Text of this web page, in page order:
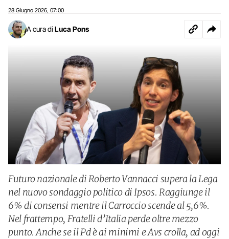
28 Giugno 2026 07:00
A cura di Luca Pons
Futuro nazionale di Roberto Vannacci supera la Lega
nel nuovo sondaggio politico di Ipsos. Raggiunge il
6% di consensi mentre il Carroccio scende al 5,6%.
Nel frattempo, Fratelli d’Italia perde oltre mezzo
punto. Anche se il Pd è ai minimi e Avs crolla, ad oggi